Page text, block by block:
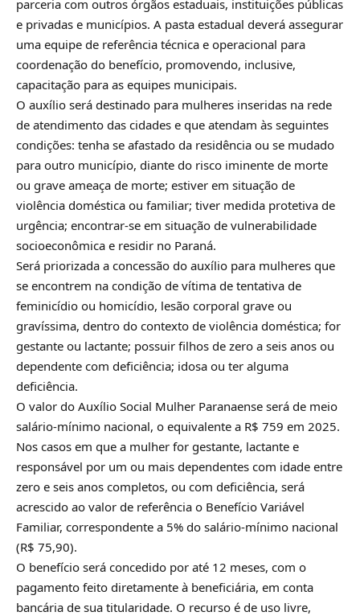
parceria com outros órgãos estaduais, instituições públicas
e privadas e municípios. A pasta estadual deverá assegurar
uma equipe de referência técnica e operacional para
coordenação do benefício, promovendo, inclusive,
capacitação para as equipes municipais.
O auxílio será destinado para mulheres inseridas na rede
de atendimento das cidades e que atendam às seguintes
condições: tenha se afastado da residência ou se mudado
para outro município, diante do risco iminente de morte
ou grave ameaça de morte; estiver em situação de
violência doméstica ou familiar; tiver medida protetiva de
urgência; encontrar-se em situação de vulnerabilidade
socioeconômica e residir no Paraná.
Será priorizada a concessão do auxílio para mulheres que
se encontrem na condição de vítima de tentativa de
feminicídio ou homicídio, lesão corporal grave ou
gravíssima, dentro do contexto de violência doméstica; for
gestante ou lactante; possuir filhos de zero a seis anos ou
dependente com deficiência; idosa ou ter alguma
deficiência.
O valor do Auxílio Social Mulher Paranaense será de meio
salário-mínimo nacional, o equivalente a R$ 759 em 2025.
Nos casos em que a mulher for gestante, lactante e
responsável por um ou mais dependentes com idade entre
zero e seis anos completos, ou com deficiência, será
acrescido ao valor de referência o Benefício Variável
Familiar, correspondente a 5% do salário-mínimo nacional
(R$ 75,90).
O benefício será concedido por até 12 meses, com o
pagamento feito diretamente à beneficiária, em conta
bancária de sua titularidade. O recurso é de uso livre,